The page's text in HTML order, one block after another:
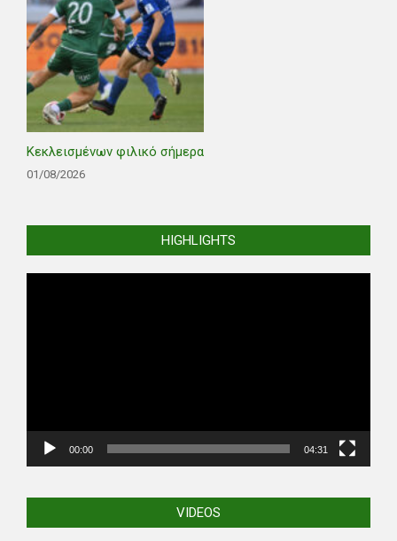
Κεκλεισμένων φιλικό σήμερα
01/08/2026
HIGHLIGHTS
00:00 04:31
VIDEOS